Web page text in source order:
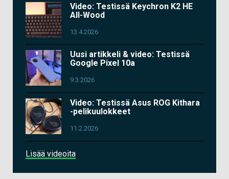
Video: Testissä Keychron K2 HE
All-Wood
13.4.2026
Uusi artikkeli & video: Testissä
Google Pixel 10a
9.3.2026
Video: Testissä Asus ROG Kithara
-pelikuulokkeet
11.2.2026
Lisää videoita